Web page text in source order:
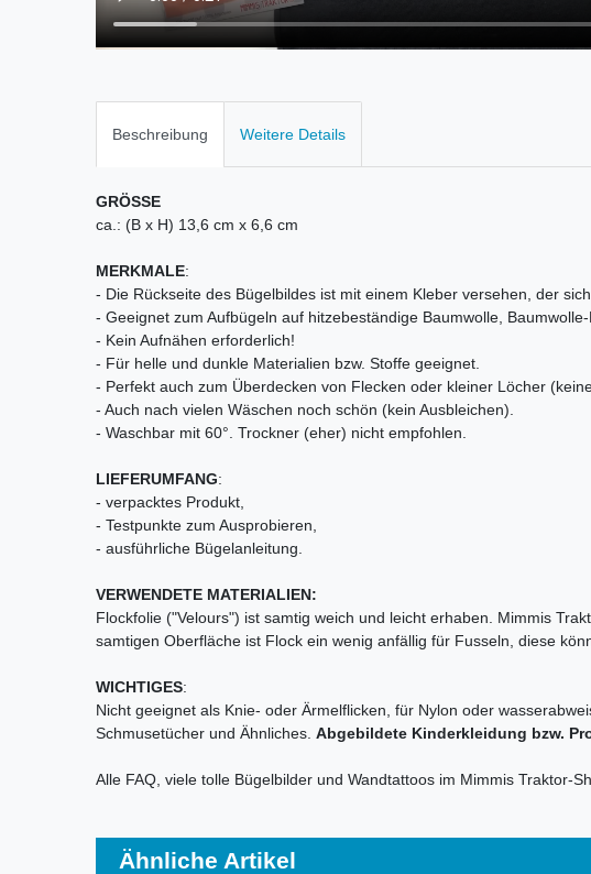
Beschreibung Weitere Details
GRÖSSE
ca.: (B x H) 13,6 cm x 6,6 cm
MERKMALE:
- Die Rückseite des Bügelbildes ist mit einem Kleber versehen, der
- Geeignet zum Aufbügeln auf hitzebeständige Baumwolle,
- Kein Aufnähen erforderlich!
- Für helle und dunkle Materialien bzw. Stoffe geeignet.
- Perfekt auch zum Überdecken von Flecken oder kleiner Löcher
- Auch nach vielen Wäschen noch schön (kein Ausbleichen).
- Waschbar mit 60°. Trockner (eher) nicht empfohlen.
LIEFERUMFANG:
- verpacktes Produkt,
- Testpunkte zum Ausprobieren,
- ausführliche Bügelanleitung.
VERWENDETE MATERIALIEN:
Flockfolie ("Velours") ist samtig weich und leicht erhaben. Mimmis
samtigen Oberfläche ist Flock ein wenig anfällig für Fusseln, diese
WICHTIGES:
Nicht geeignet als Knie- oder Ärmelflicken, für Nylon oder
Schmusetücher und Ähnliches. Abgebildete Kinderkleidung bzw.
Alle FAQ, viele tolle Bügelbilder und Wandtattoos im Mimmis Traktor-
Ähnliche Artikel